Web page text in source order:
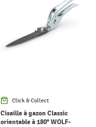
Click & Collect
Cisaille à gazon Classic
orientable à 180° WOLF-